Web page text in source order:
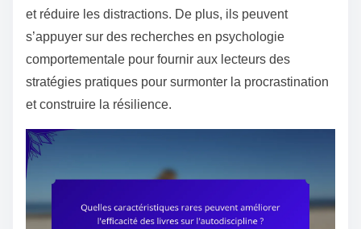
et réduire les distractions. De plus, ils peuvent
s’appuyer sur des recherches en psychologie
comportementale pour fournir aux lecteurs des
stratégies pratiques pour surmonter la procrastination
et construire la résilience.